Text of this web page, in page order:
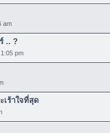
am
.. ?
pm
เร้าใจที่สุด